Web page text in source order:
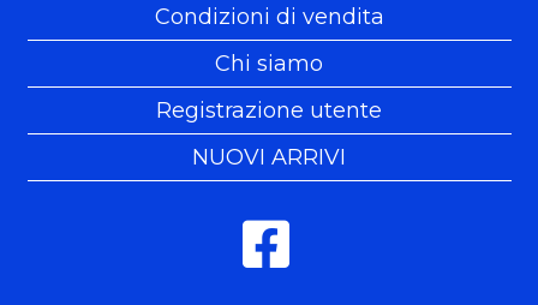
Condizioni di vendita
Chi siamo
Registrazione utente
NUOVI ARRIVI